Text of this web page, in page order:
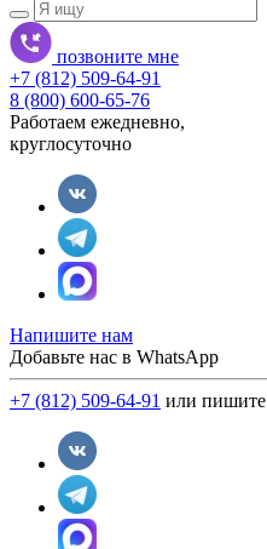
позвоните мне
+7 (812) 509-64-91
8 (800) 600-65-76
Работаем ежедневно,
круглосуточно
Напишите нам
Добавьте нас в WhatsApp
+7 (812) 509-64-91 или пишите